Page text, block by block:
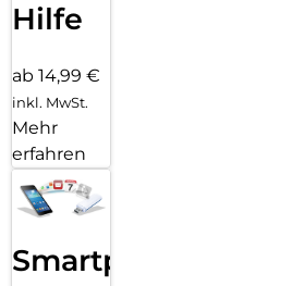
Hilfe
ab 14,99 €
inkl. MwSt.
Mehr
erfahren
Smartphone